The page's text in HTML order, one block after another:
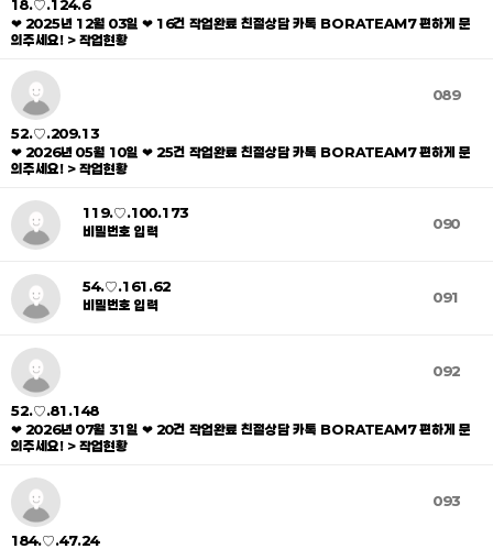
18.♡.124.6
❤ 2025년 12월 03일 ❤ 16건 작업완료 친절상담 카톡 BORATEAM7 편하게 문
의주세요! > 작업현황
089
52.♡.209.13
❤ 2026년 05월 10일 ❤ 25건 작업완료 친절상담 카톡 BORATEAM7 편하게 문
의주세요! > 작업현황
090
119.♡.100.173
비밀번호 입력
091
54.♡.161.62
비밀번호 입력
092
52.♡.81.148
❤ 2026년 07월 31일 ❤ 20건 작업완료 친절상담 카톡 BORATEAM7 편하게 문
의주세요! > 작업현황
093
184.♡.47.24